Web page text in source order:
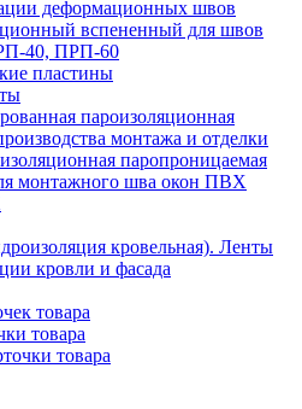
деформационных швов
вспененный для швов
40, ПРП-60
пластины
пароизоляционная
монтажа и отделки
паропроницаемая
монтажного шва окон ПВХ
кровельная). Ленты
кровли и фасада
товара
товара
товара